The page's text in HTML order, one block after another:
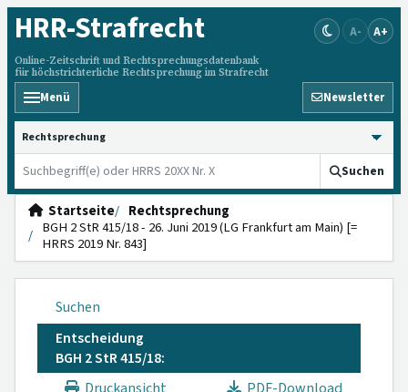
HRR-Strafrecht
Online-Zeitschrift und Rechtsprechungsdatenbank
für höchstrichterliche Rechtsprechung im Strafrecht
A- A+
Menü Newsletter
HRRS durchsuchen
Suchen
Startseite
Rechtsprechung
BGH 2 StR 415/18 - 26. Juni 2019 (LG Frankfurt am Main) [=
HRRS 2019 Nr. 843]
Suchen
Entscheidung
BGH 2 StR 415/18: